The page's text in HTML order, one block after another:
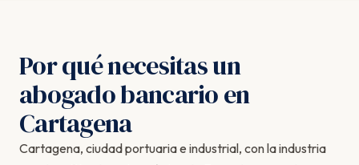
Por qué necesitas un
abogado bancario en
Cartagena
Cartagena, ciudad portuaria e industrial, con la industria